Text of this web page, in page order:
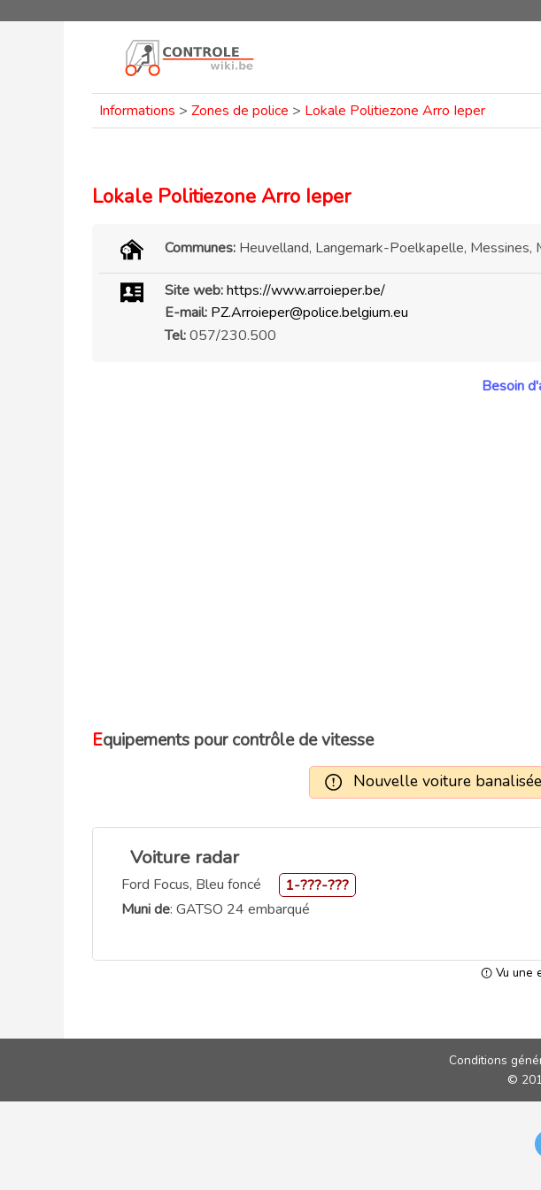
Informations > Zones de police > Lokale Politiezone Arro Ieper
Lokale Politiezone Arro Ieper
Communes: Heuvelland, Langemark-Poelkapelle, Messines,
Site web:https://www.arroieper.be/
E-mail: PZ.Arroieper@police.belgium.eu
Tel:057/230.500
Besoin
Equipements pour contrôle de vitesse
Nouvelle voiture
Voiture radar
Ford Focus, Bleu foncé
1-???-???
Muni de: GATSO 24 embarqué
Vu une
Conditions
©